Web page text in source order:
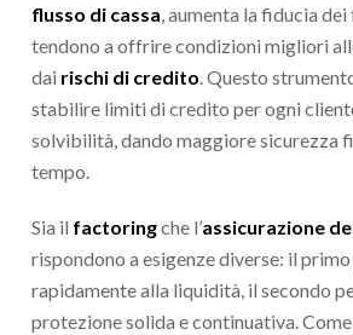
flusso di cassa , aumenta la fiducia
tendono a offrire condizioni migliori
dai rischi di credito . Questo
stabilire limiti di credito per ogni
solvibilità, dando maggiore sicurezza
tempo.
Sia il factoringche l’assicurazione
rispondono a esigenze diverse: il
rapidamente alla liquidità, il secondo
protezione solida e continuativa.